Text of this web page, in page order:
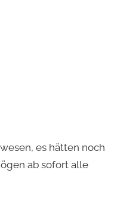
es hätten noch
ab sofort alle